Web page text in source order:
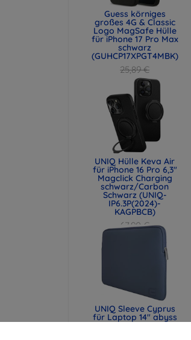
Guess körniges
großes 4G & Classic
Logo MagSafe Hülle
für iPhone 17 Pro Max
schwarz
(GUHCP17XPGT4MBK)
25,89 €
19,42 €
UNIQ Hülle Keva Air
für iPhone 16 Pro 6,3"
Magclick Charging
schwarz/Carbon
Schwarz (UNIQ-
IP6.3P(2024)-
KAGPBCB)
67,90 €
UNIQ Sleeve Cyprus
für Laptop 14" abyss
blue,